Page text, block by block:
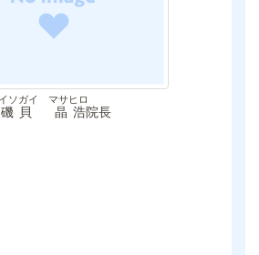
磯貝 晶浩
イソガイ マサヒロ
院長